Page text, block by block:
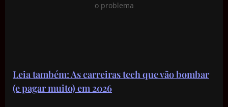
o problema
Leia também: As carreiras tech que vão bombar
(e pagar muito) em 2026